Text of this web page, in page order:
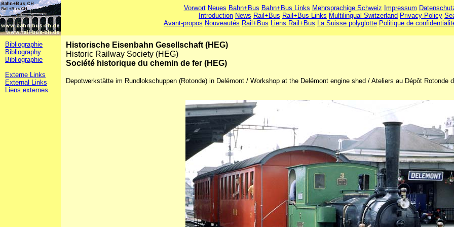
Vorwort Neues Bahn+Bus Bahn+Bus Links Mehrsprachige Schweiz Impressum
Introduction News Rail+Bus Rail+Bus Links Multilingual Switzerland Privacy Policy
Avant-propos Nouveautés Rail+Bus Liens Rail+Bus La Suisse polyglotte Politique de
Bibliographie
Bibliography
Bibliographie
Externe Links
External Links
Liens externes
Historische Eisenbahn Gesellschaft (HEG)
Historic Railway Society (HEG)
Société historique du chemin de fer (HEG)
Depotwerkstätte im Rundlokschuppen (Rotonde) in Delémont / Workshop at the Delémont engine shed / Ateliers au Dépôt Rotonde